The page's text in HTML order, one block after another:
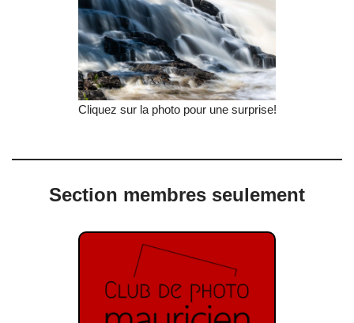
Cliquez sur la photo pour une surprise!
Section membres seulement